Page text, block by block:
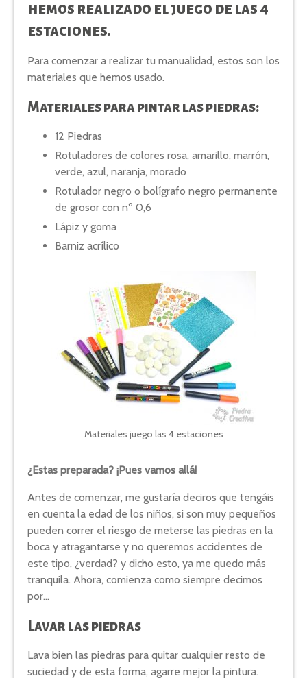
hemos realizado el juego de las 4
estaciones.
Para comenzar a realizar tu manualidad, estos son los
materiales que hemos usado.
Materiales para pintar las piedras:
12 Piedras
Rotuladores de colores rosa, amarillo, marrón,
verde, azul, naranja, morado
Rotulador negro o bolígrafo negro permanente
de grosor con nº 0,6
Lápiz y goma
Barniz acrílico
Materiales juego las 4 estaciones
¿Estas preparada? ¡Pues vamos allá!
Antes de comenzar, me gustaría deciros que tengáis
en cuenta la edad de los niños, si son muy pequeños
pueden correr el riesgo de meterse las piedras en la
boca y atragantarse y no queremos accidentes de
este tipo, ¿verdad? y dicho esto, ya me quedo más
tranquila. Ahora, comienza como siempre decimos
por…
Lavar las piedras
Lava bien las piedras para quitar cualquier resto de
suciedad y de esta forma, agarre mejor la pintura.